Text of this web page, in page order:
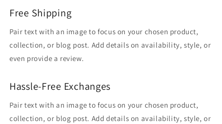
Free Shipping
Pair text with an image to focus on your chosen product,
collection, or blog post. Add details on availability, style, or
even provide a review.
Hassle-Free Exchanges
Pair text with an image to focus on your chosen product,
collection, or blog post. Add details on availability, style, or